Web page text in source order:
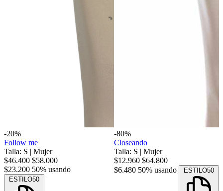
-20%
Follow me
Talla: S | Mujer
$46.400 $58.000
$23.200 50% usando
ESTILO50
-80%
Closeando
Talla: S | Mujer
$12.960 $64.800
$6.480 50% usando ESTILO50